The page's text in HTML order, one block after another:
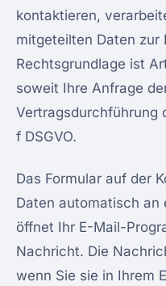
kontaktieren,
mitgeteilten Daten zur
Rechtsgrundlage ist
soweit Ihre Anfrage
Vertragsdurchführung
f DSGVO.
Das Formular auf der
Daten automatisch an
öffnet Ihr E-Mail-
Nachricht. Die
wenn Sie sie in Ihrem